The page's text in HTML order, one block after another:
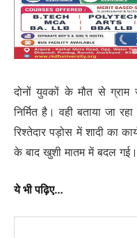
दोनों युवकों के मौत से ग्राम
निर्मित है। वही बताया जा
रिश्तेदार पड़ोस में शादी का
के बाद खुशी मातम में बदल गई।
ये भी पढ़िए…